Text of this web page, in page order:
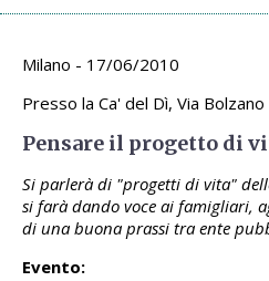
Archivio
Milano - 17/06/2010
Presso la Ca' del Dì, Via
Pensare il progetto di
Si parlerà di "progetti di vita"
si farà dando voce ai famigliari,
di una buona prassi tra ente
Evento: